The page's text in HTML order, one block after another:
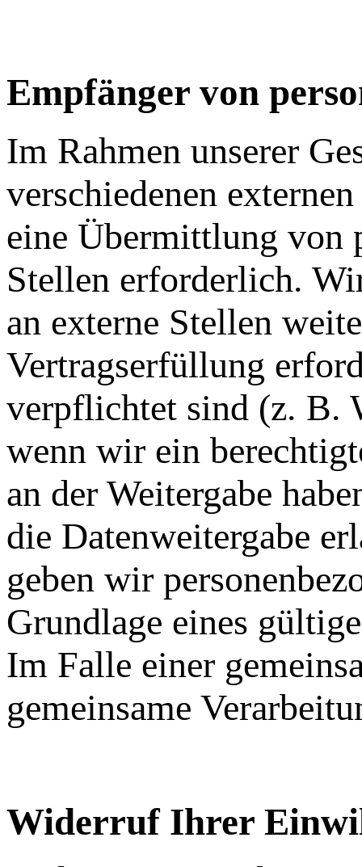
Empfänger von
Im Rahmen unserer
verschiedenen
eine Übermittlung von
Stellen erforderlich.
an externe Stellen
Vertragserfüllung
verpflichtet sind (z. B.
wenn wir ein
an der Weitergabe
die Datenweitergabe
geben wir
Grundlage eines
Im Falle einer
gemeinsame
Widerruf Ihrer